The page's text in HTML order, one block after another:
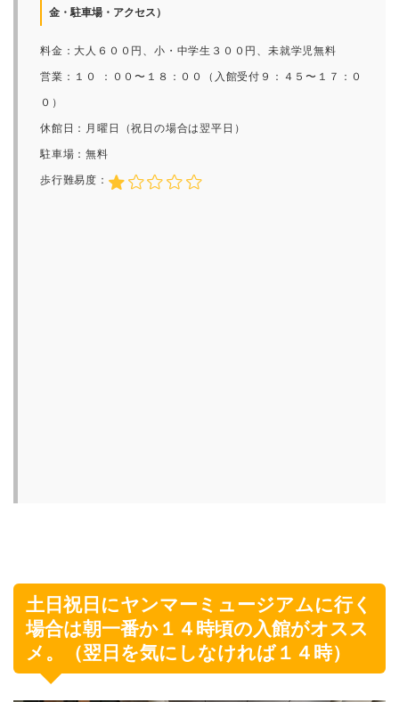
金・駐車場・アクセス）
料金：大人６００円、小・中学生３００円、未就学児無料
営業：１０ ：００〜１８：００（入館受付９：４５〜１７：０
０）
休館日：月曜日（祝日の場合は翌平日）
駐車場：無料
歩行難易度：
土日祝日にヤンマーミュージアムに行く
場合は朝一番か１４時頃の入館がオスス
メ。（翌日を気にしなければ１４時）